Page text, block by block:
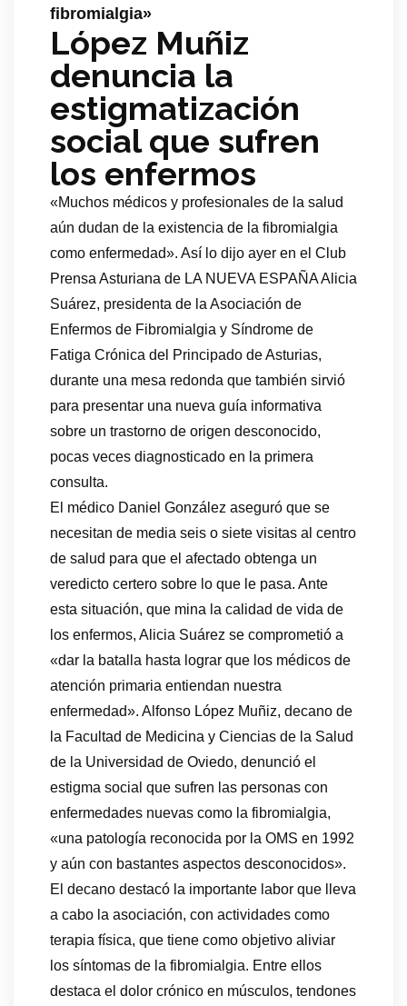
fibromialgia»
López Muñiz
denuncia la
estigmatización
social que sufren
los enfermos
«Muchos médicos y profesionales de la salud
aún dudan de la existencia de la fibromialgia
como enfermedad». Así lo dijo ayer en el Club
Prensa Asturiana de LA NUEVA ESPAÑA Alicia
Suárez, presidenta de la Asociación de
Enfermos de Fibromialgia y Síndrome de
Fatiga Crónica del Principado de Asturias,
durante una mesa redonda que también sirvió
para presentar una nueva guía informativa
sobre un trastorno de origen desconocido,
pocas veces diagnosticado en la primera
consulta.
El médico Daniel González aseguró que se
necesitan de media seis o siete visitas al centro
de salud para que el afectado obtenga un
veredicto certero sobre lo que le pasa. Ante
esta situación, que mina la calidad de vida de
los enfermos, Alicia Suárez se comprometió a
«dar la batalla hasta lograr que los médicos de
atención primaria entiendan nuestra
enfermedad». Alfonso López Muñiz, decano de
la Facultad de Medicina y Ciencias de la Salud
de la Universidad de Oviedo, denunció el
estigma social que sufren las personas con
enfermedades nuevas como la fibromialgia,
«una patología reconocida por la OMS en 1992
y aún con bastantes aspectos desconocidos».
El decano destacó la importante labor que lleva
a cabo la asociación, con actividades como
terapia física, que tiene como objetivo aliviar
los síntomas de la fibromialgia. Entre ellos
destaca el dolor crónico en músculos, tendones